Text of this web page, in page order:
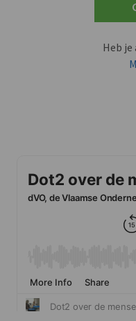
Heb je